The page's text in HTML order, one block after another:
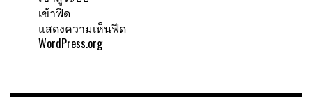
เข้าฟีด
แสดงความเห็นฟีด
WordPress.org